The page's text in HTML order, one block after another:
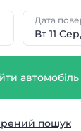
Дата
автомобіль
пошук